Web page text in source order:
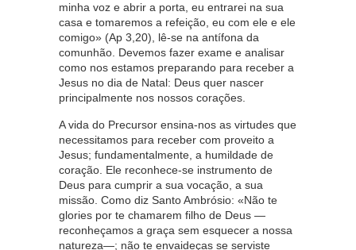
minha voz e abrir a porta, eu entrarei na sua
casa e tomaremos a refeição, eu com ele e ele
comigo» (Ap 3,20), lê-se na antífona da
comunhão. Devemos fazer exame e analisar
como nos estamos preparando para receber a
Jesus no dia de Natal: Deus quer nascer
principalmente nos nossos corações.
A vida do Precursor ensina-nos as virtudes que
necessitamos para receber com proveito a
Jesus; fundamentalmente, a humildade de
coração. Ele reconhece-se instrumento de
Deus para cumprir a sua vocação, a sua
missão. Como diz Santo Ambrósio: «Não te
glories por te chamarem filho de Deus —
reconheçamos a graça sem esquecer a nossa
natureza—; não te envaideças se serviste